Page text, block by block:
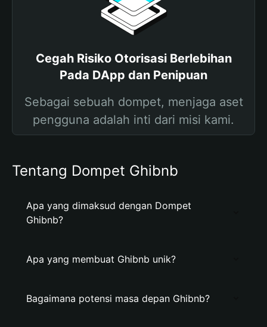
Cegah Risiko Otorisasi Berlebihan
Pada DApp dan Penipuan
Sebagai sebuah dompet, menjaga aset
pengguna adalah inti dari misi kami.
Tentang Dompet Ghibnb
Apa yang dimaksud dengan Dompet
Ghibnb?
Apa yang membuat Ghibnb unik?
Bagaimana potensi masa depan Ghibnb?